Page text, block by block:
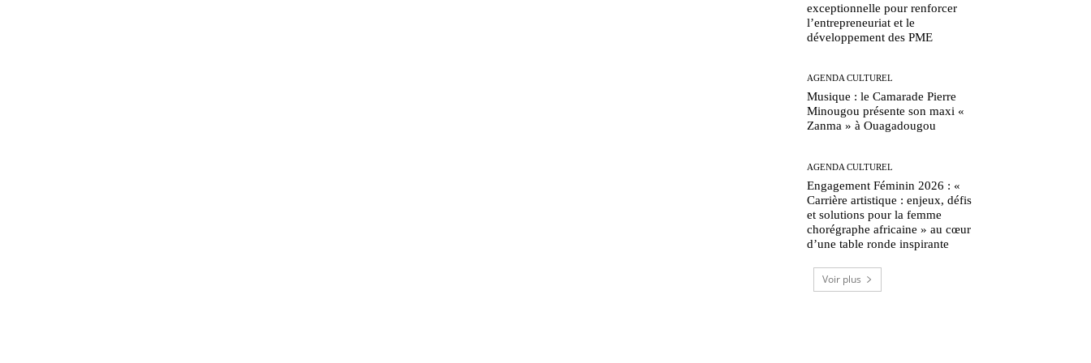
exceptionnelle pour renforcer
l’entrepreneuriat et le
développement des PME
AGENDA CULTUREL
Musique : le Camarade Pierre
Minougou présente son maxi «
Zanma » à Ouagadougou
AGENDA CULTUREL
Engagement Féminin 2026 : «
Carrière artistique : enjeux, défis
et solutions pour la femme
chorégraphe africaine » au cœur
d’une table ronde inspirante
Voir plus